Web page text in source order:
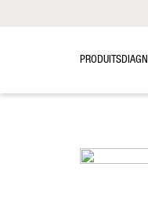
PRODUITS